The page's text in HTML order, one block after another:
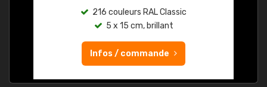
216 couleurs RAL Classic
5 x 15 cm, brillant
Infos / commande